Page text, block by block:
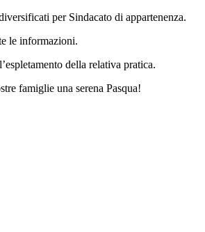
per Sindacato di appartenenza.
le informazioni.
della relativa pratica.
famiglie una serena Pasqua!